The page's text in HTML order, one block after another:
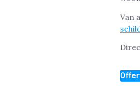
Van